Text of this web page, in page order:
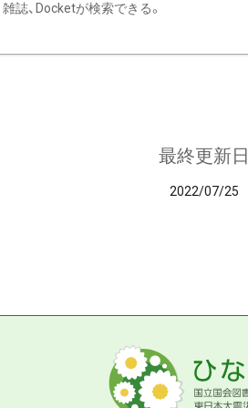
雑誌、Docketが検索できる。
最終更新日
2022/07/25